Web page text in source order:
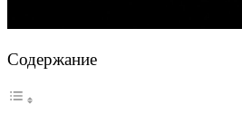
Содержание